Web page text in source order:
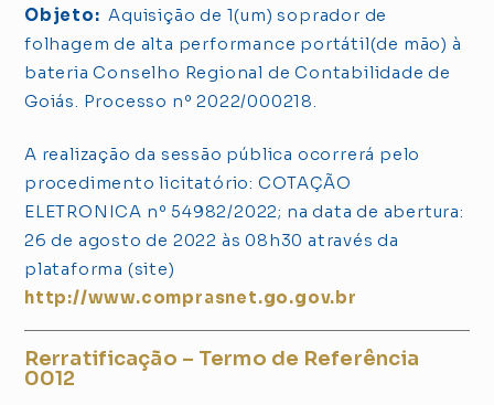
Objeto: Aquisição de 1(um) soprador de
folhagem de alta performance portátil(de mão) à
bateria Conselho Regional de Contabilidade de
Goiás. Processo nº 2022/000218.
A realização da sessão pública ocorrerá pelo
procedimento licitatório: COTAÇÃO
ELETRONICA nº 54982/2022; na data de abertura:
26 de agosto de 2022 às 08h30 através da
plataforma (site)
http://www.comprasnet.go.gov.br
Rerratificação – Termo de Referência
0012